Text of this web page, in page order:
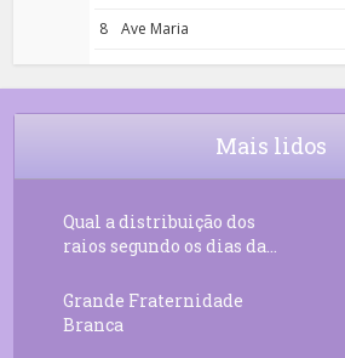
8
Ave Maria
9
Rosário da Criança
10 Decreto 50.03 – Diante da Vossa
Mais lidos
Qual a distribuição dos
raios segundo os dias da...
Grande Fraternidade
Branca